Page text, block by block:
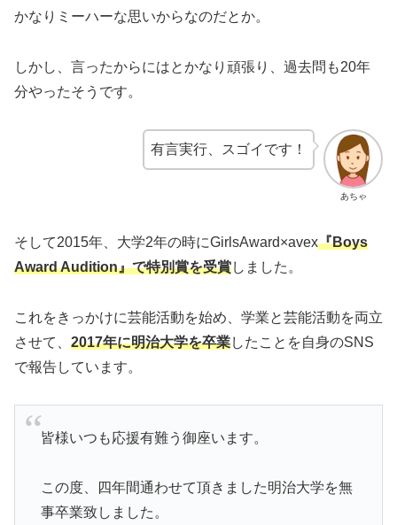
かなりミーハーな思いからなのだとか。
しかし、言ったからにはとかなり頑張り、過去問も20年
分やったそうです。
あちゃ
有言実行、スゴイです！
そして2015年、大学2年の時にGirlsAward×avex『Boys
Award Audition』で特別賞を受賞しました。
これをきっかけに芸能活動を始め、学業と芸能活動を両立
させて、 2017年に明治大学を卒業したことを自身のSNS
で報告しています。
皆様いつも応援有難う御座います。
この度、四年間通わせて頂きました明治大学を無
事卒業致しました。